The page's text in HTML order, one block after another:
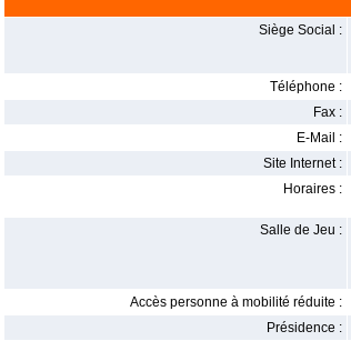
Siège Social :
Téléphone :
Fax :
E-Mail :
Site Internet :
Horaires :
Salle de Jeu :
Accès personne à mobilité réduite :
Présidence :